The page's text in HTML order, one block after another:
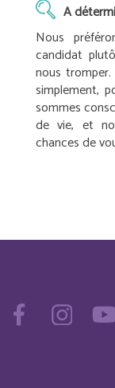
A
Nous
candidat
nous
simplement,
sommes
de vie, et
chances de